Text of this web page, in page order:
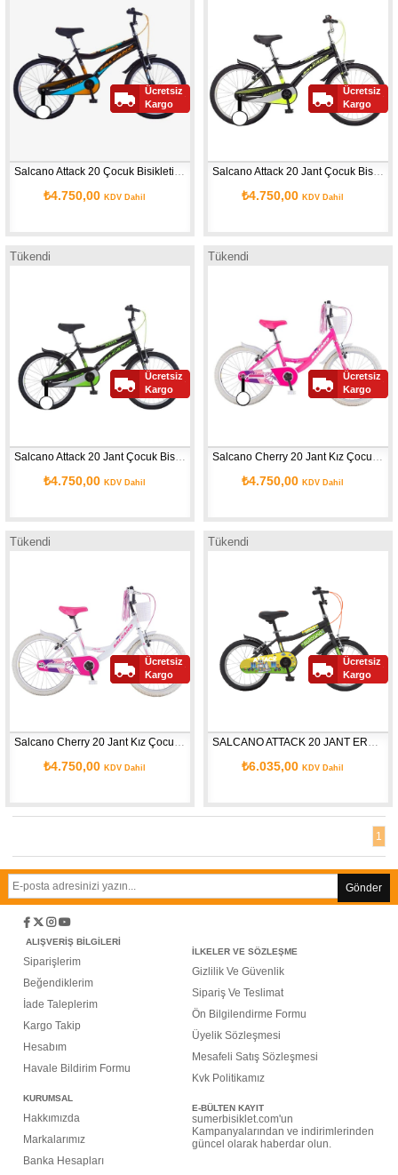
₺4.750,00 KDV Dahil
Ücretsiz
Kargo
₺4.750,00 KDV Dahil
Ücretsiz
Kargo
Tükendi
Salcano Attack 20 Jant Çocuk Bisikleti (120/140 cm boy) Siyah Yeşil
₺4.750,00 KDV Dahil
Ücretsiz
Kargo
Tükendi
₺4.750,00 KDV Dahil
Ücretsiz
Kargo
Tükendi
₺4.750,00 KDV Dahil
Ücretsiz
Kargo
Tükendi
₺6.035,00 KDV Dahil
Ücretsiz
Kargo
1
Gönder
ALIŞVERİŞ BİLGİLERİ
Siparişlerim
Beğendiklerim
İade Taleplerim
Kargo Takip
Hesabım
Havale Bildirim Formu
İLKELER VE SÖZLEŞME
Gizlilik Ve Güvenlik
Sipariş Ve Teslimat
Ön Bilgilendirme Formu
Üyelik Sözleşmesi
Mesafeli Satış Sözleşmesi
Kvk Politikamız
KURUMSAL
Hakkımızda
Markalarımız
Banka Hesapları
E-BÜLTEN KAYIT
sumerbisiklet.com'un
Kampanyalarından ve indirimlerinden
güncel olarak haberdar olun.